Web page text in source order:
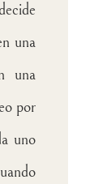
una
una
por
uno